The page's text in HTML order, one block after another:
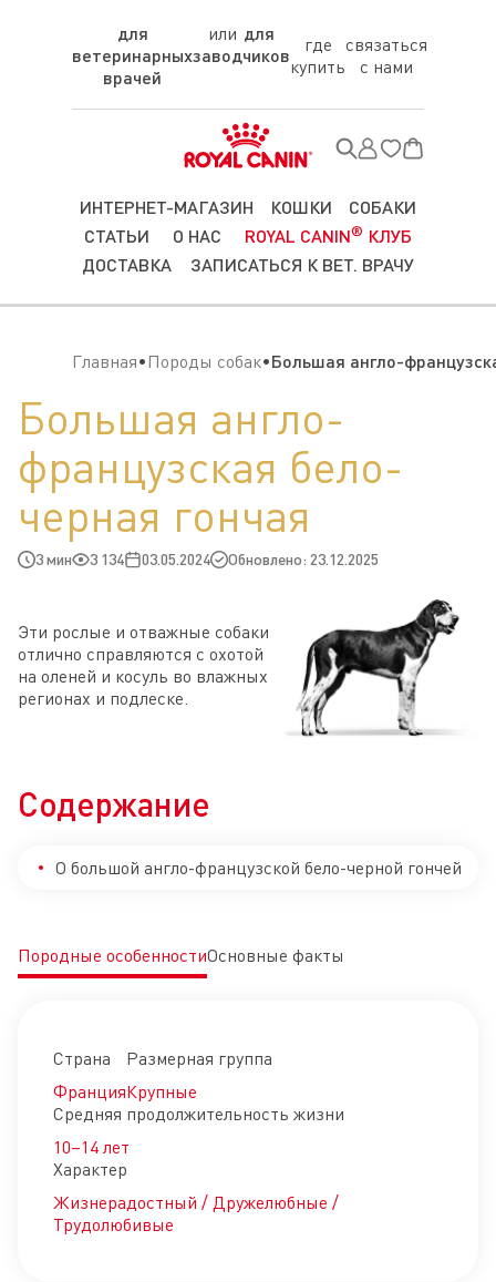
для
ветеринарных
врачей
для
заводчиков
где
купить
связаться
с нами
ИНТЕРНЕТ-МАГАЗИН КОШКИ
СОБАКИ
СТАТЬИ
О НАС ROYAL CANIN® КЛУБ
ДОСТАВКА
ЗАПИСАТЬСЯ К ВЕТ. ВРАЧУ
Главная Породы собак Большая англо-
Большая англо-
французская бело-
черная гончая
3 мин 3 134 03.05.2024 Обновлено: 23.12.2025
Эти рослые и отважные собаки
отлично справляются с охотой
на оленей и косуль во влажных
регионах и подлеске.
Содержание
О большой англо-французской бело-черной гончей
Породные особенностиОсновные факты
Страна
Франция
Размерная группа
Крупные
Средняя продолжительность жизни
10–14 лет
Характер
Жизнерадостный / Дружелюбные /
Трудолюбивые